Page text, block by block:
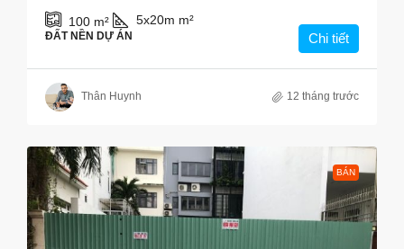
100 m² 5x20m m²
ĐẤT NỀN DỰ ÁN Chi tiết
Thân Huynh 12 tháng trước
BÁN